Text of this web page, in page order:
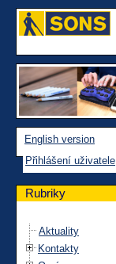
English version
Přihlášení uživatele
Rubriky
Aktuality
Kontakty